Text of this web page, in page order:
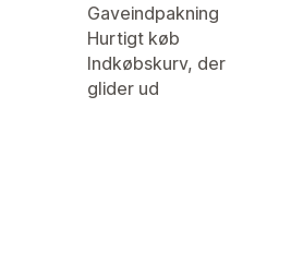
Gaveindpakning
Hurtigt køb
Indkøbskurv, der
glider ud